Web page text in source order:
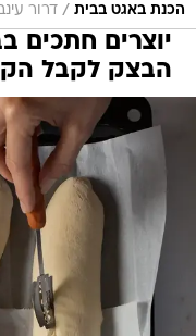
הכנת באגט בבית / דרור
יוצרים חתכים
הבצק לקבל